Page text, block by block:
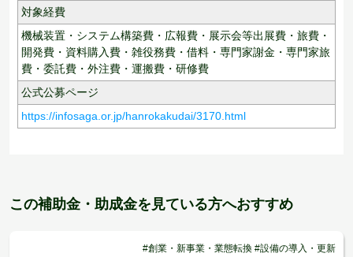
対象経費
機械装置・システム構築費・広報費・展示会等出展費・旅費・
開発費・資料購入費・雑役務費・借料・専門家謝金・専門家旅
費・委託費・外注費・運搬費・研修費
公式公募ページ
https://infosaga.or.jp/hanrokakudai/3170.html
この補助金・助成金を見ている方へおすすめ
#創業・新事業・業態転換 #設備の導入・更新